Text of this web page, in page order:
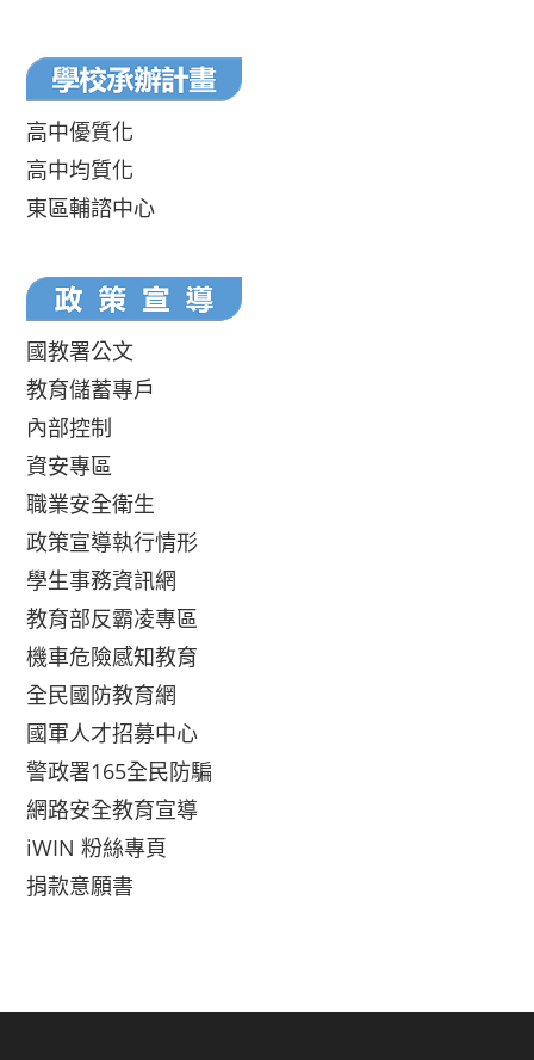
高中優質化
高中均質化
東區輔諮中心
國教署公文
教育儲蓄專戶
內部控制
資安專區
職業安全衛生
政策宣導執行情形
學生事務資訊網
教育部反霸凌專區
機車危險感知教育
全民國防教育網
國軍人才招募中心
警政署165全民防騙
網路安全教育宣導
iWIN 粉絲專頁
捐款意願書